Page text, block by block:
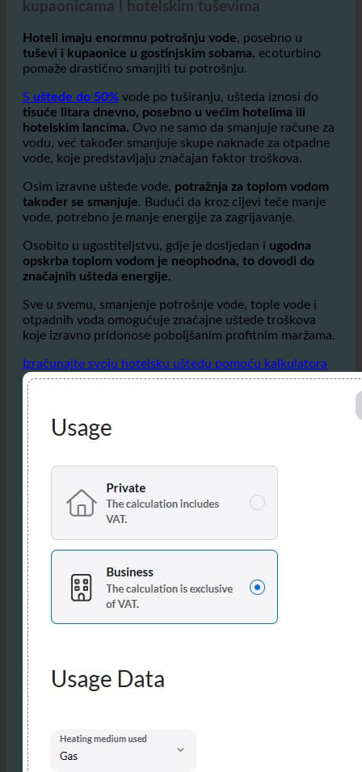
kupaonicama i hotelskim tuševima
Hoteli imaju enormnu potrošnju vode, posebno u
tuševi i kupaonice u gostinjskim sobama. ecoturbino
pomaže drastično smanjiti tu potrošnju.
Suštede do 50%vode po tuširanju, ušteda iznosi do
tisuće litara dnevno, posebno u većim hotelima ili
hotelskim lancima.Ovo ne samo da smanjuje račune za
vodu, već također smanjuje skupe naknade za otpadne
vode, koje predstavljaju značajan faktor troškova.
Osim izravne uštede vode,potražnja za toplom vodom
također se smanjuje
. Budući da kroz cijevi teče manje
vode, potrebno je manje energije za zagrijavanje.
Osobito u ugostiteljstvu, gdje je dosljedan i
opskrba toplom vodom je neophodna, to dovodi do
značajnih ušteda energije.
Sve u svemu, smanjenje potrošnje vode, tople vode i
otpadnih voda omogućuje značajne uštede troškova
koje izravno pridonose poboljšanim profitnim maržama.
Izračunajte svoju hotelsku uštedu pomoću kalkulatora